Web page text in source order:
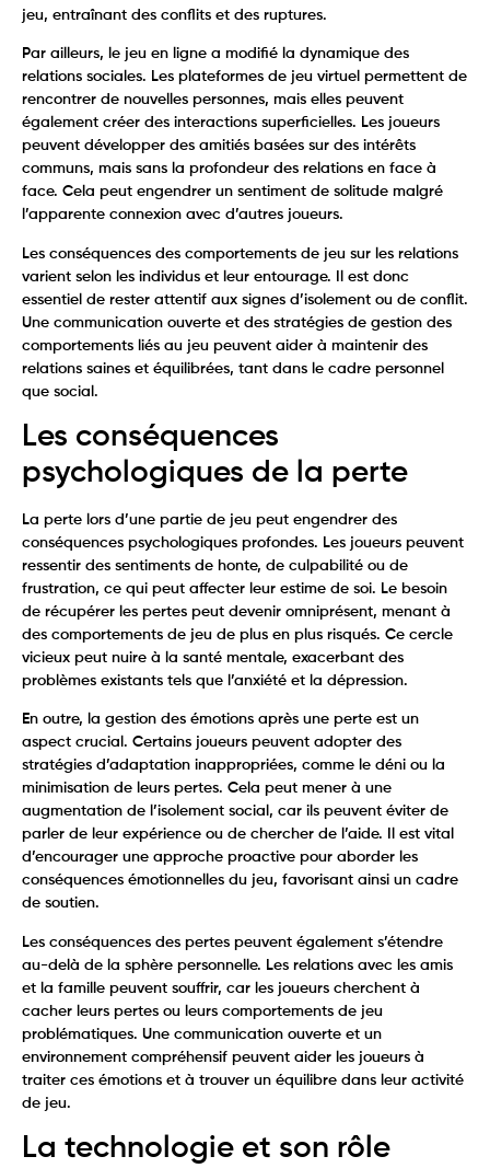
jeu, entraînant des conflits et des ruptures.
Par ailleurs, le jeu en ligne a modifié la dynamique des
relations sociales. Les plateformes de jeu virtuel permettent de
rencontrer de nouvelles personnes, mais elles peuvent
également créer des interactions superficielles. Les joueurs
peuvent développer des amitiés basées sur des intérêts
communs, mais sans la profondeur des relations en face à
face. Cela peut engendrer un sentiment de solitude malgré
l’apparente connexion avec d’autres joueurs.
Les conséquences des comportements de jeu sur les relations
varient selon les individus et leur entourage. Il est donc
essentiel de rester attentif aux signes d’isolement ou de conflit.
Une communication ouverte et des stratégies de gestion des
comportements liés au jeu peuvent aider à maintenir des
relations saines et équilibrées, tant dans le cadre personnel
que social.
Les conséquences
psychologiques de la perte
La perte lors d’une partie de jeu peut engendrer des
conséquences psychologiques profondes. Les joueurs peuvent
ressentir des sentiments de honte, de culpabilité ou de
frustration, ce qui peut affecter leur estime de soi. Le besoin
de récupérer les pertes peut devenir omniprésent, menant à
des comportements de jeu de plus en plus risqués. Ce cercle
vicieux peut nuire à la santé mentale, exacerbant des
problèmes existants tels que l’anxiété et la dépression.
En outre, la gestion des émotions après une perte est un
aspect crucial. Certains joueurs peuvent adopter des
stratégies d’adaptation inappropriées, comme le déni ou la
minimisation de leurs pertes. Cela peut mener à une
augmentation de l’isolement social, car ils peuvent éviter de
parler de leur expérience ou de chercher de l’aide. Il est vital
d’encourager une approche proactive pour aborder les
conséquences émotionnelles du jeu, favorisant ainsi un cadre
de soutien.
Les conséquences des pertes peuvent également s’étendre
au-delà de la sphère personnelle. Les relations avec les amis
et la famille peuvent souffrir, car les joueurs cherchent à
cacher leurs pertes ou leurs comportements de jeu
problématiques. Une communication ouverte et un
environnement compréhensif peuvent aider les joueurs à
traiter ces émotions et à trouver un équilibre dans leur activité
de jeu.
La technologie et son rôle